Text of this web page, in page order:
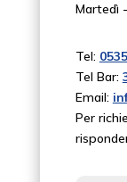
Martedì
Tel:
Tel Bar:
Email:
Per